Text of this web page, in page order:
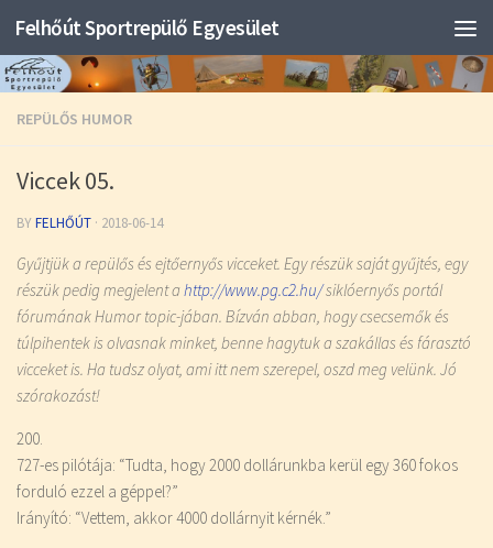
Felhőút Sportrepülő Egyesület
REPÜLŐS HUMOR
Viccek 05.
BYFELHŐÚT · 2018-06-14
Gyűjtjük a repülős és ejtőernyős vicceket. Egy részük saját gyűjtés, egy
részük pedig megjelent ahttp://www.pg.c2.hu/siklóernyős portál
fórumának Humor topic-jában. Bízván abban, hogy csecsemők és
túlpihentek is olvasnak minket, benne hagytuk a szakállas és fárasztó
vicceket is. Ha tudsz olyat, ami itt nem szerepel, oszd meg velünk. Jó
szórakozást!
200.
727-es pilótája: “Tudta, hogy 2000 dollárunkba kerül egy 360 fokos
forduló ezzel a géppel?”
Irányító: “Vettem, akkor 4000 dollárnyit kérnék.”